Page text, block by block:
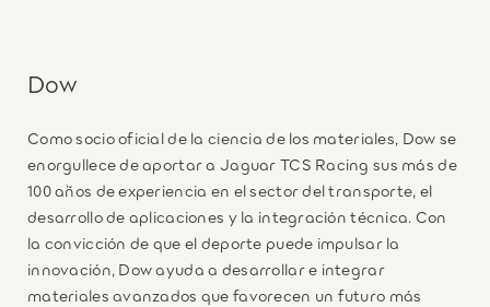
Dow
Como socio oficial de la ciencia de los materiales, Dow se
enorgullece de aportar a Jaguar TCS Racing sus más de
100 años de experiencia en el sector del transporte, el
desarrollo de aplicaciones y la integración técnica. Con
la convicción de que el deporte puede impulsar la
innovación, Dow ayuda a desarrollar e integrar
materiales avanzados que favorecen un futuro más